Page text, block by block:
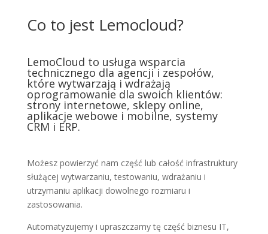
Co to jest Lemocloud?
LemoCloud to usługa wsparcia
technicznego dla agencji i zespołów,
które wytwarzają i wdrażają
oprogramowanie dla swoich klientów:
strony internetowe, sklepy online,
aplikacje webowe i mobilne, systemy
CRM i ERP.
Możesz powierzyć nam część lub całość infrastruktury
służącej wytwarzaniu, testowaniu, wdrażaniu i
utrzymaniu aplikacji dowolnego rozmiaru i
zastosowania.
Automatyzujemy i upraszczamy tę część biznesu IT,